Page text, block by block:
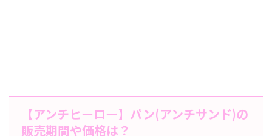
【アンチヒーロー】パン(アンチサンド)の
販売期間や価格は？